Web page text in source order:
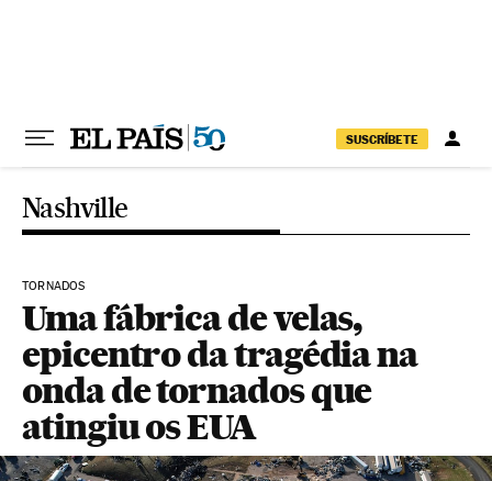
SUSCRÍBETE
Nashville
TORNADOS
Uma fábrica de velas,
epicentro da tragédia na
onda de tornados que
atingiu os EUA